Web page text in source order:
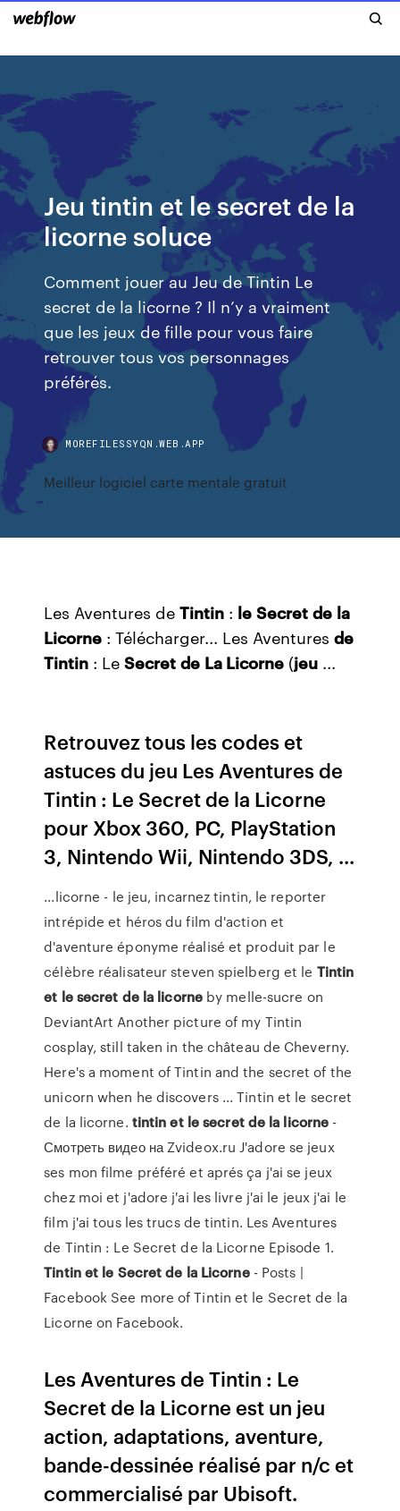
Jeu tintin et le secret de la
licorne soluce
Comment jouer au Jeu de Tintin Le
secret de la licorne ? Il n’y a vraiment
que les jeux de fille pour vous faire
retrouver tous vos personnages
préférés.
MOREFILESSYQN.WEB.APP
Meilleur logiciel carte mentale gratuit
Les Aventures deTintin : le Secret de la
Licorne : Télécharger... Les Aventuresde
Tintin : LeSecret de La Licorne (jeu ...
Retrouvez tous les codes et
astuces du jeu Les Aventures de
Tintin : Le Secret de la Licorne
pour Xbox 360, PC, PlayStation
3, Nintendo Wii, Nintendo 3DS, ...
...licorne - le jeu, incarnez tintin, le reporter
intrépide et héros du film d'action et
d'aventure éponyme réalisé et produit par le
célèbre réalisateur steven spielberg et le Tintin
et le secret de la licorneby melle-sucre on
DeviantArt Another picture of my Tintin
cosplay, still taken in the château de Cheverny.
Here's a moment of Tintin and the secret of the
unicorn when he discovers ... Tintin et le secret
de la licorne. tintin et lesecret de la licorne -
Смотреть видео на Zvideox.ru J'adore se jeux
ses mon filme préféré et aprés ça j'ai se jeux
chez moi et j'adore j'ai les livre j'ai le jeux j'ai le
film j'ai tous les trucs de tintin. Les Aventures
de Tintin : Le Secret de la Licorne Episode 1.
Tintinet le Secret de la Licorne- Posts |
Facebook See more of Tintin et le Secret de la
Licorne on Facebook.
Les Aventures de Tintin : Le
Secret de la Licorne est un jeu
action, adaptations, aventure,
bande-dessinée réalisé par n/c et
commercialisé par Ubisoft.